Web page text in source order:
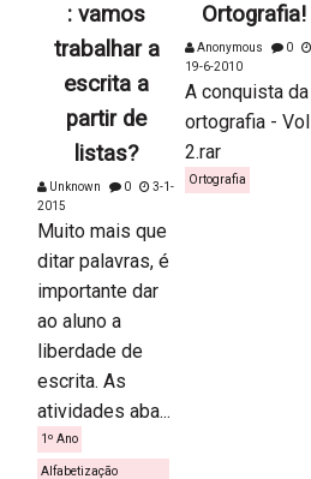
: vamos
trabalhar a
escrita a
partir de
listas?
Unknown 0
3-1-
2015
Muito mais que
ditar palavras, é
importante dar
ao aluno a
liberdade de
escrita. As
atividades aba...
1º Ano
Alfabetização
Ortografia!
Anonymous
0
19-6-2010
A conquista da
ortografia - Vol
2.rar
Ortografia